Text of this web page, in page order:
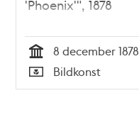
'Phoenix'", 1878
Tid
8 december 1878
Typ
Bildkonst